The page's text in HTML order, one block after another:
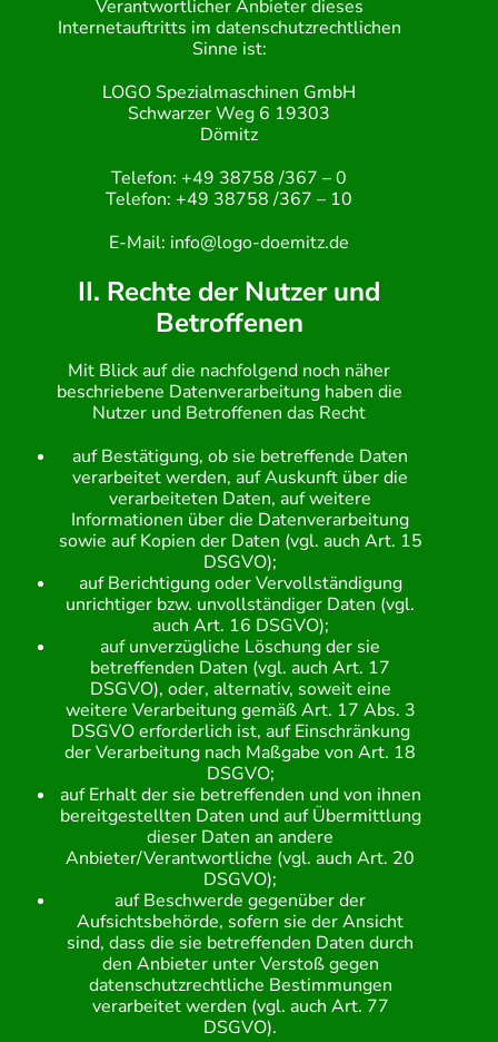
Verantwortlicher Anbieter dieses
Internetauftritts im datenschutzrechtlichen
Sinne ist:
LOGO Spezialmaschinen GmbH
Schwarzer Weg 6 19303
Dömitz
Telefon: +49 38758 /367 – 0
Telefon: +49 38758 /367 – 10
E-Mail: info@logo-doemitz.de
II. Rechte der Nutzer und
Betroffenen
Mit Blick auf die nachfolgend noch näher
beschriebene Datenverarbeitung haben die
Nutzer und Betroffenen das Recht
auf Bestätigung, ob sie betreffende Daten
verarbeitet werden, auf Auskunft über die
verarbeiteten Daten, auf weitere
Informationen über die Datenverarbeitung
sowie auf Kopien der Daten (vgl. auch Art. 15
DSGVO);
auf Berichtigung oder Vervollständigung
unrichtiger bzw. unvollständiger Daten (vgl.
auch Art. 16 DSGVO);
auf unverzügliche Löschung der sie
betreffenden Daten (vgl. auch Art. 17
DSGVO), oder, alternativ, soweit eine
weitere Verarbeitung gemäß Art. 17 Abs. 3
DSGVO erforderlich ist, auf Einschränkung
der Verarbeitung nach Maßgabe von Art. 18
DSGVO;
auf Erhalt der sie betreffenden und von ihnen
bereitgestellten Daten und auf Übermittlung
dieser Daten an andere
Anbieter/Verantwortliche (vgl. auch Art. 20
DSGVO);
auf Beschwerde gegenüber der
Aufsichtsbehörde, sofern sie der Ansicht
sind, dass die sie betreffenden Daten durch
den Anbieter unter Verstoß gegen
datenschutzrechtliche Bestimmungen
verarbeitet werden (vgl. auch Art. 77
DSGVO).